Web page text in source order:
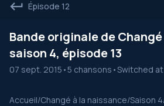
Épisode 12
Bande originale de
saison 4, épisode 13
07 sept. 2015 •5 chansons •Switched
Accueil/Changé à la naissance/Saison 4